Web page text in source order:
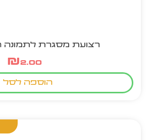
רצועת מסגרת לתמונה ה. זהב
₪2.00
הוספה לסל